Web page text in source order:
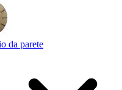
da parete